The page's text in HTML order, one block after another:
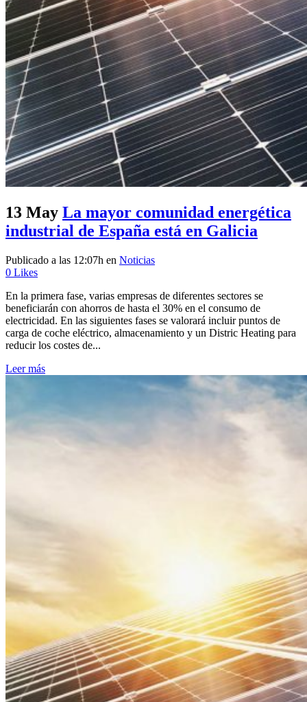
13 May La mayor comunidad energética
industrial de España está en Galicia
Publicado a las 12:07h en Noticias
0 Likes
En la primera fase, varias empresas de diferentes sectores se
beneficiarán con ahorros de hasta el 30% en el consumo de
electricidad. En las siguientes fases se valorará incluir puntos de
carga de coche eléctrico, almacenamiento y un Distric Heating para
reducir los costes de...
Leer más